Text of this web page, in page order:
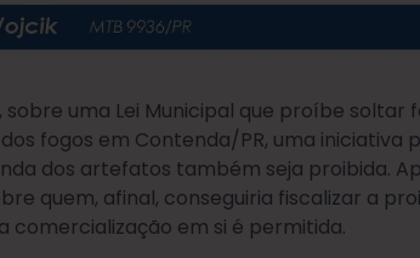
sobre uma Lei Municipal que proíbe
fogos em Contenda/PR, uma iniciativa
dos artefatos também seja proibida.
quem, afinal, conseguiria fiscalizar a
comercialização em si é permitida.